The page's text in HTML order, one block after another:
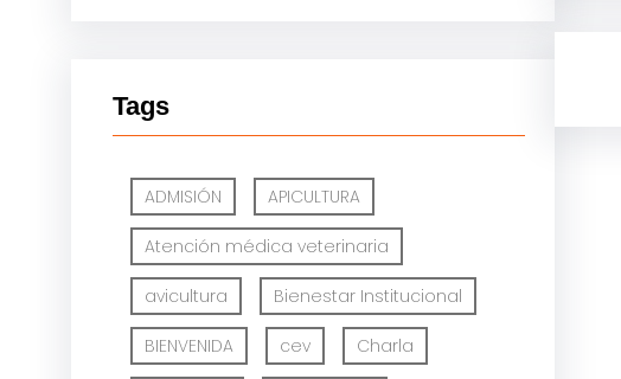
Tags
ADMISIÓN APICULTURA
Atención médica veterinaria
avicultura Bienestar Institucional
BIENVENIDA cev Charla